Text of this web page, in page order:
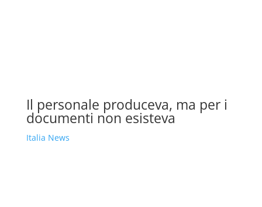
Il personale produceva, ma per i
documenti non esisteva
Italia News